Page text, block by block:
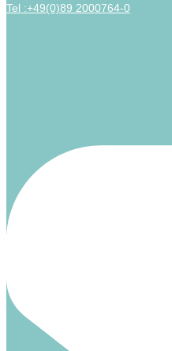
Tel :+49(0)89 2000764-0